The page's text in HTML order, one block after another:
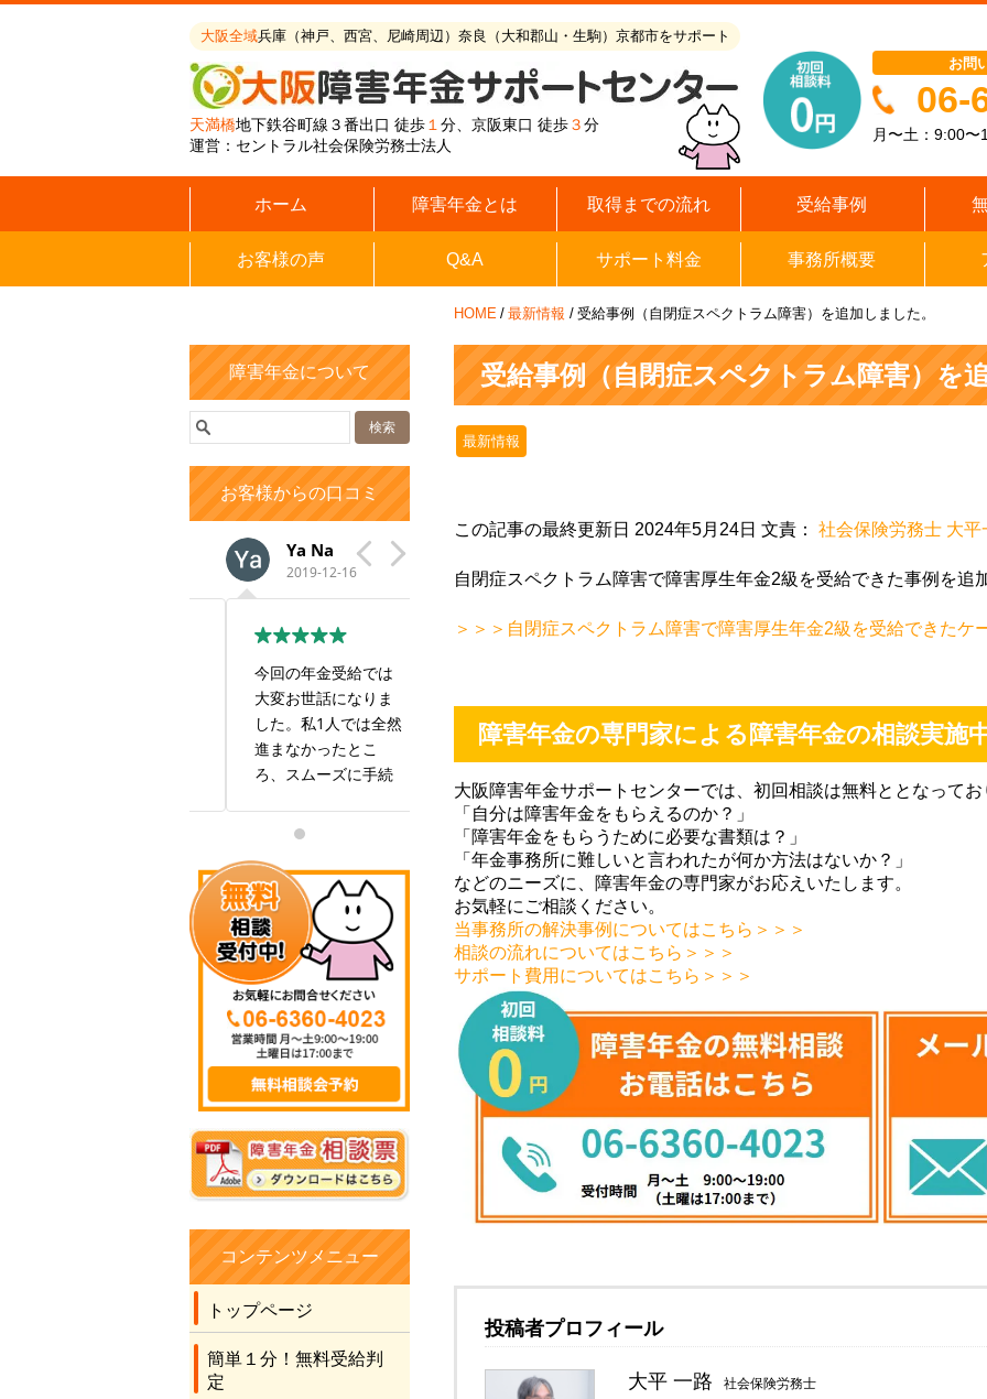
大阪全域兵庫（神戸、西宮、尼崎周辺）奈良（大和郡山・生駒）京都市をサポート
天満橋地下鉄谷町線３番出口 徒歩１分、京阪東口 徒歩３分
運営：セントラル社会保険労務士法人
お問
06-
月〜土：9:00
ホーム 障害年金とは 取得までの流れ 受給事例
お客様の声 Q&A サポート料金 事務所概要
HOME / 最新情報 / 受給事例（自閉症スペクトラム障害）を追加しました。
障害年金について
お客様からの口コミ
Ya Na
2019-12-16
今回の年金受給では
大変お世話になりま
した。私1人では全然
進まなかったとこ
ろ、スムーズに手続
しております。また
あるかと思いますが
何卒よろしくお願い
致します。本当にあ
りがとうございまし
た。
2019-12-02 2019-09-02
たが、障害年金の種
類や手続きの流れや
に説明してもらい安
心して、また、個人
的に時間の都合が合
いにくい時も、調整
には大変感謝してま
す。ありがとうござ
いました。
2019-07-22
き、障害年金の
が受けられるよ
感謝しており
いればよかった
っております。
コンテンツメニュー
トップページ
簡単１分！無料受給判
定
受給事例（自閉症スペクトラム障害）を
最新情報
この記事の最終更新日 2024年5月24日 文責： 社会保険労務士 大平
自閉症スペクトラム障害で障害厚生年金2級を受給できた事例を追
＞＞＞自閉症スペクトラム障害で障害厚生年金2級を受給できたケ
障害年金の専門家による障害年金の相談実施
大阪障害年金サポートセンターでは、初回相談は無料ととなってお
「自分は障害年金をもらえるのか？」
「障害年金をもらうために必要な書類は？」
「年金事務所に難しいと言われたが何か方法はないか？」
などのニーズに、障害年金の専門家がお応えいたします。
お気軽にご相談ください。
当事務所の解決事例についてはこちら＞＞＞
相談の流れについてはこちら＞＞＞
サポート費用についてはこちら＞＞＞
投稿者プロフィール
大平 一路 社会保険労務士